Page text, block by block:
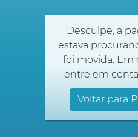
Desculpe, a
estava
foi movida. Em
entre em
Voltar para